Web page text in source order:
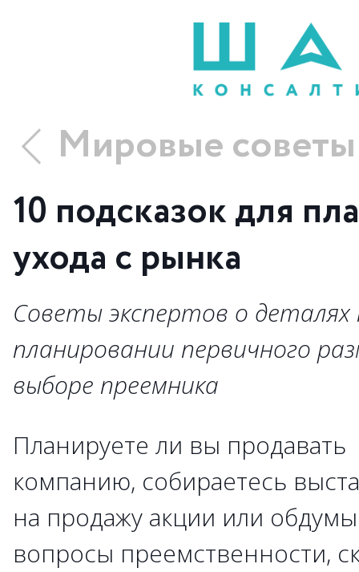
Мировые советы
10 подсказок для
ухода с рынка
Советы экспертов о деталях
планировании первичного
выборе преемника
Планируете ли вы продавать
компанию, собираетесь
на продажу акции или
вопросы преемственности,